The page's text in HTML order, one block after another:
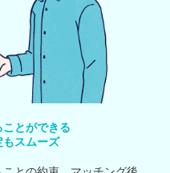
とができる
もスムーズ